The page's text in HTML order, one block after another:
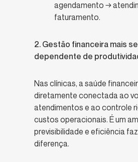
agendamento →
faturamento.
2. Gestão financeira mais
dependente de
Nas clínicas, a saúde
diretamente conectada ao
atendimentos e ao controle
custos operacionais. É um
previsibilidade e eficiência
diferença.